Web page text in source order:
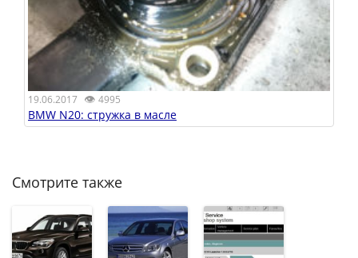
19.06.2017 👁 4995
BMW N20: стружка в масле
Смотрите также